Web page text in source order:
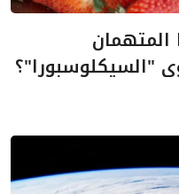
المتهمان
"السيكلوسبورا"؟